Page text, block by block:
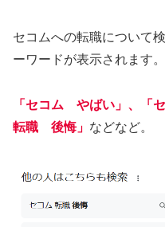
セコムへの転職について
ーワードが表示されます。
「セコム やばい」、「
転職 後悔」 などなど。